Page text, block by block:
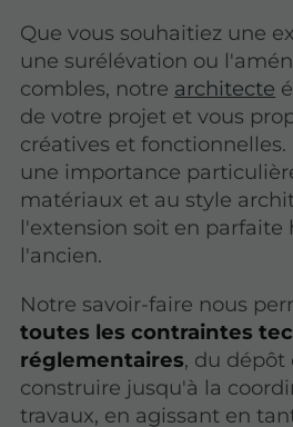
Que vous souhaitiez une
une surélévation ou
combles, notre architecte
de votre projet et vous
créatives et fonctionnelles.
une importance
matériaux et au style
l'extension soit en parfaite
l'ancien.
Notre savoir-faire nous
toutes les contraintes
réglementaires, du dépôt
construire jusqu'à la
travaux, en agissant en